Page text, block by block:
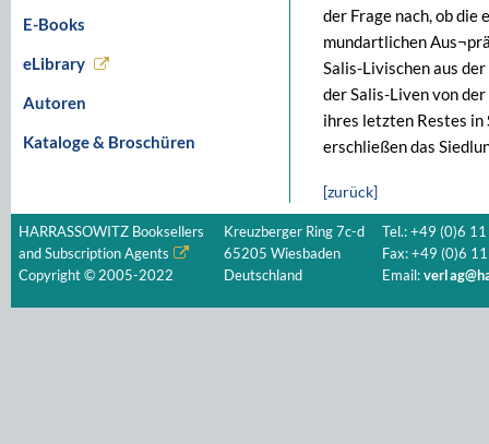
E-Books
eLibrary
Autoren
Kataloge & Broschüren
der Frage nach, ob
mundartlichen
Salis-Livischen aus
der Salis-Liven von
ihres letzten Restes
erschließen das
[zurück]
HARRASSOWITZ Booksellers
and Subscription Agents
Copyright © 2005-2022
Kreuzberger Ring 7c-d
65205 Wiesbaden
Deutschland
Tel.: +49 (0)6
Fax: +49 (0)6
Email: